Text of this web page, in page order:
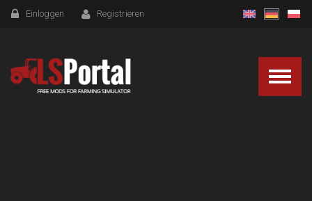
Einloggen Registrieren